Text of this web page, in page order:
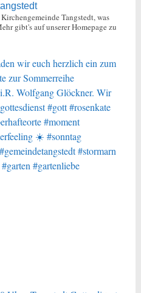
Tangstedt, was
gibt's auf unserer Homepage zu